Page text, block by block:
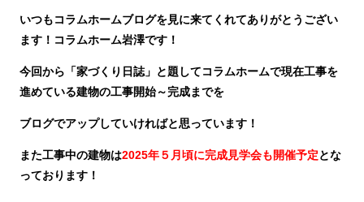
いつもコラムホームブログを見に来てくれてありがとうござい
ます！コラムホーム岩澤です！
今回から「家づくり日誌」と題してコラムホームで現在工事を
進めている建物の工事開始～完成までを
ブログでアップしていければと思っています！
また工事中の建物は2025年５月頃に完成見学会も開催予定とな
っております！